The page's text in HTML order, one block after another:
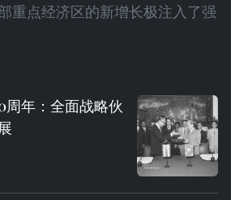
重点经济区的新增长极注入了强
周年：全面战略伙